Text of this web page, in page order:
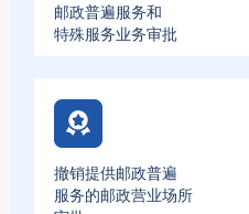
邮政普遍服务和
特殊服务业务审批
撤销提供邮政普遍
服务的邮政营业场所